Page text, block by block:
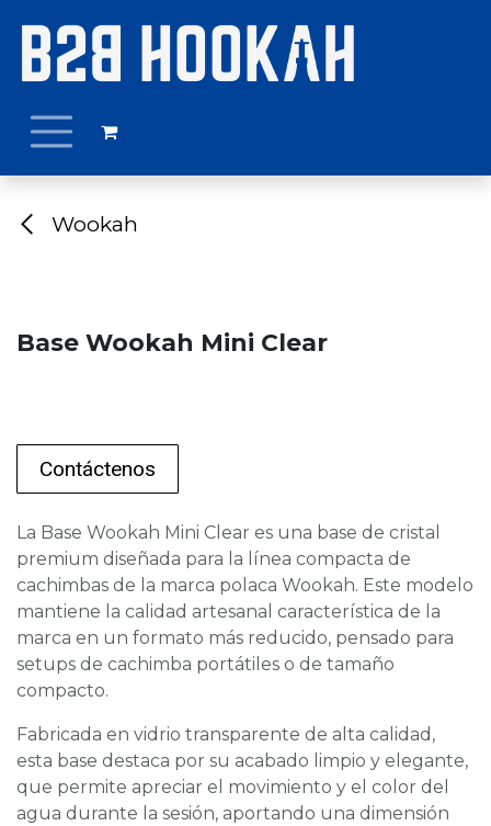
Wookah
Base Wookah Mini Clear
Contáctenos
La Base Wookah Mini Clear es una base de cristal
premium diseñada para la línea compacta de
cachimbas de la marca polaca Wookah. Este modelo
mantiene la calidad artesanal característica de la
marca en un formato más reducido, pensado para
setups de cachimba portátiles o de tamaño
compacto.
Fabricada en vidrio transparente de alta calidad,
esta base destaca por su acabado limpio y elegante,
que permite apreciar el movimiento y el color del
agua durante la sesión, aportando una dimensión